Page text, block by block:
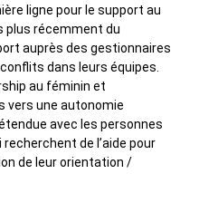
ligne pour le support au
plus récemment du
auprès des gestionnaires
dans leurs équipes.
au féminin et
vers une autonomie
avec les personnes
de l’aide pour
de leur orientation /